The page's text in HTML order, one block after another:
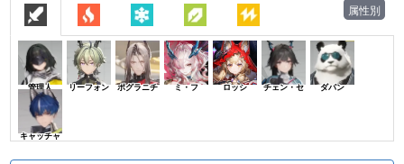
管理人 リーフォン ポグラニチ ミ・フ ロッシ チェン・セ ダパン
キャッチャ
属性別